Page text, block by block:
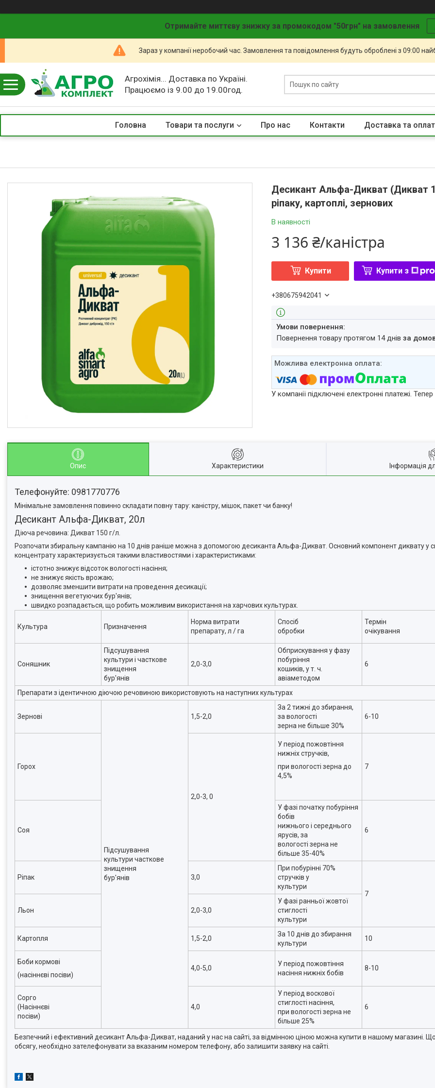
Отримайте миттєву знижку за промокодом "50грн" на замовлення
Зараз у компанії неробочий час. Замовлення та повідомлення будуть оброблені з 09:00
Агрохімія... Доставка по Україні.
Працюємо із 9.00 до 19.00год.
Головна Товари та послуги Про нас Контакти Доставка та
Десикант Альфа-Дикват (Дикват
ріпаку, картоплі, зернових
В наявності
3 136 ₴/каністра
Купити Купити з
+380675942041
повернення товару протягом 14 днівза
У компанії підключені електронні платежі.
Опис Характеристики Інформація
Телефонуйте: 0981770776
Мінімальне замовлення повинно складати повну тару: каністру, мішок, пакет чи банку!
Десикант Альфа-Дикват, 20л
Діюча речовина: Дикват 150 г/л.
Розпочати збиральну кампанію на 10 днів раніше можна з допомогою десиканта Альфа-Дикват. Основний компонент диквату у
концентрату характеризується такими властивостями і характеристиками:
істотно знижує відсоток вологості насіння;
не знижує якість врожаю;
дозволяє зменшити витрати на проведення десикації;
знищення вегетуючих бур'янів;
швидко розпадається, що робить можливим використання на харчових культурах.
Культура Призначення
Норма витрати
препарату, л / га
Спосіб
обробки
Термін
очікування
Соняшник
Підсушування
культури і часткове
знищення
бур'янів
2,0-3,0
Обприскування у фазу
побуріння
кошиків, у т. ч.
авіаметодом
6
Препарати з ідентичною діючою речовиною використовують на наступних культурах
Зернові
Підсушування
культури часткове
знищення
бур'янів
1,5-2,0
За 2 тижні до збирання,
за вологості
зерна не більше 30%
6-10
Горох
2,0-3, 0
У період пожовтіння
нижніх стручків,
при вологості зерна до
4,5%
7
Соя
У фазі початку побуріння
бобів
нижнього і середнього
ярусів, за
вологості зерна не
більше 35-40%
6
Ріпак 3,0
При побурінні 70%
стручків у
культури
7
Льон 2,0-3,0
У фазі ранньої жовтої
стиглості
культури
Картопля 1,5-2,0
За 10 днів до збирання
культури
10
Боби кормові
(насіннєві посіви)
4,0-5,0
У період пожовтіння
насіння нижніх бобів
8-10
Сорго
(Насіннєві
посіви)
4,0
У період воскової
стиглості насіння,
при вологості зерна не
більше 25%
6
Безпечний і ефективний десикант Альфа-Дикват, наданий у нас на сайті, за відмінною ціною можна купити в нашому магазині.
обсягу, необхідно зателефонувати за вказаним номером телефону, або залишити заявку на сайті.